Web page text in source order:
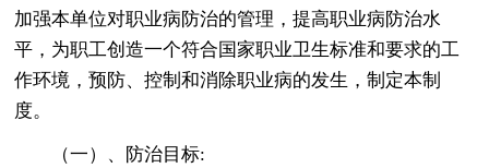
加强本单位对职业病防治的管理，提高职业病防治水
平，为职工创造一个符合国家职业卫生标准和要求的工
作环境，预防、控制和消除职业病的发生，制定本制
度。
（一）、防治目标: